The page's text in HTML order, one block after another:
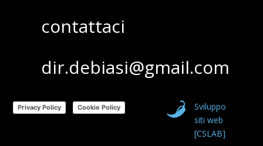
contattaci
dir.debiasi@gmail.com
Privacy Policy Cookie Policy
Sviluppo
siti web
[CSLAB]